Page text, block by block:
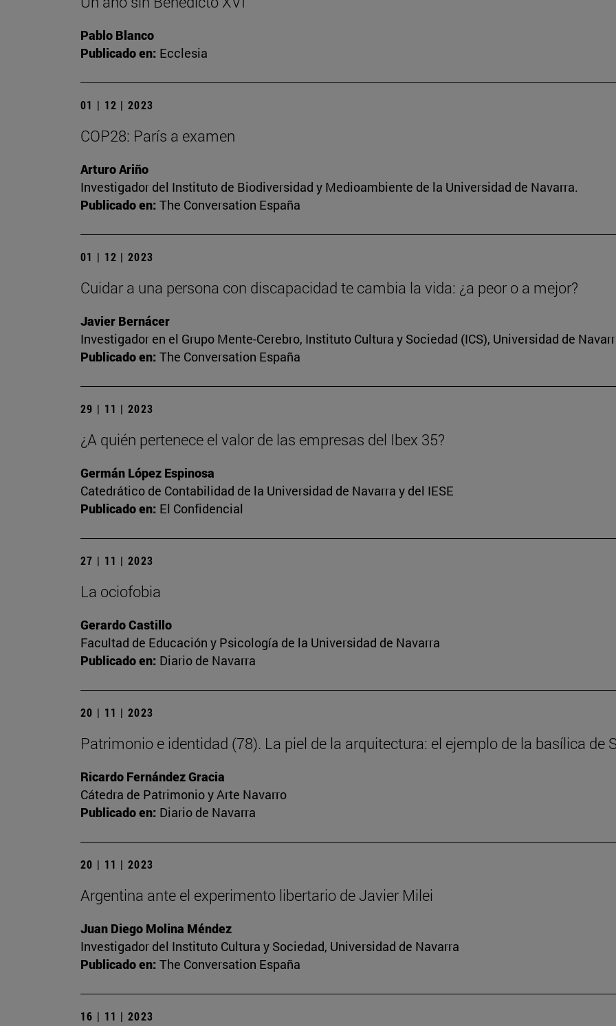
Pablo Blanco
Publicado en: Ecclesia
01 | 12 | 2023
COP28: París a examen
Arturo Ariño
Investigador del Instituto de Biodiversidad y Medioambiente de la Universidad de Navarra.
Publicado en: The Conversation España
01 | 12 | 2023
Cuidar a una persona con discapacidad te cambia la vida: ¿a peor o a mejor?
Javier Bernácer
Investigador en el Grupo Mente-Cerebro, Instituto Cultura y Sociedad (ICS), Universidad de
Publicado en: The Conversation España
29 | 11 | 2023
¿A quién pertenece el valor de las empresas del Ibex 35?
Germán López Espinosa
Catedrático de Contabilidad de la Universidad de Navarra y del IESE
Publicado en: El Confidencial
27 | 11 | 2023
La ociofobia
Gerardo Castillo
Facultad de Educación y Psicología de la Universidad de Navarra
Publicado en: Diario de Navarra
20 | 11 | 2023
Patrimonio e identidad (78). La piel de la arquitectura: el ejemplo de la basílica de
Ricardo Fernández Gracia
Cátedra de Patrimonio y Arte Navarro
Publicado en: Diario de Navarra
20 | 11 | 2023
Argentina ante el experimento libertario de Javier Milei
Juan Diego Molina Méndez
Investigador del Instituto Cultura y Sociedad, Universidad de Navarra
Publicado en: The Conversation España
16 | 11 | 2023